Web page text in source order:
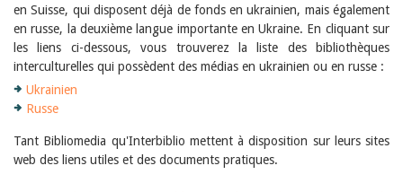
Juillet 2026
Juin 2026
Mars 2026
Décembre 2025
Novembre 2025
Septembre 2025
Juillet 2025
Mars 2025
Février 2025
en Suisse, qui disposent déjà de fonds en ukrainien, mais également
en russe, la deuxième langue importante en Ukraine. En cliquant sur
les liens ci-dessous, vous trouverez la liste des bibliothèques
interculturelles qui possèdent des médias en ukrainien ou en russe :
Ukrainien
Russe
Tant Bibliomedia qu'Interbiblio mettent à disposition sur leurs sites
web des liens utiles et des documents pratiques.